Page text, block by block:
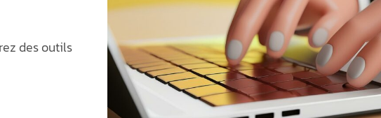
des outils